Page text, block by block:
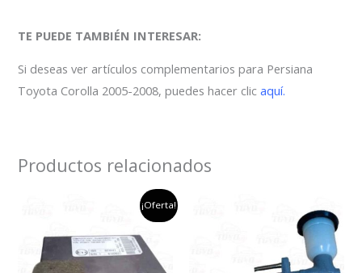
TE PUEDE TAMBIÉN INTERESAR:
Si deseas ver artículos complementarios para Persiana
Toyota Corolla 2005-2008, puedes hacer clicaquí.
Productos relacionados
¡Oferta!
original
era:
$350,000.
el
precio
actual
$250,000.